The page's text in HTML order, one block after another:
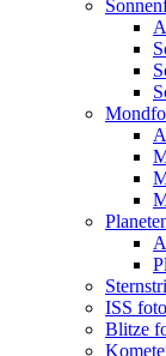
ISS
Blitze